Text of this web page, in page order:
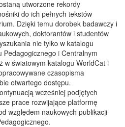
utworzone rekordy
do ich pełnych tekstów
Dzięki temu dorobek badawczy i
doktorantów i studentów
nie tylko w katalogu
i Centralnym
w światowym katalogu WorldCat i
czasopisma
otwartego dostępu.
wcześniej podjętych
prace rozwijające platformę
względem naukowych publikacji